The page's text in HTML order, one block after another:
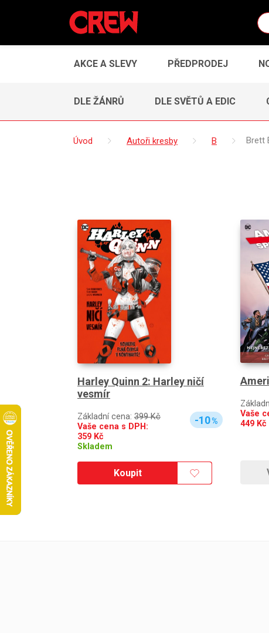
AKCE A SLEVY PŘEDPRODEJ
DLE ŽÁNRŮ DLE SVĚTŮ A EDIC
Úvod Autoři kresby B Brett
Harley Quinn 2: Harley ničí
vesmír
Základní cena: 399 Kč
Vaše cena s DPH:
359 Kč
Skladem
-10%
Koupit
Vaše
449Kč